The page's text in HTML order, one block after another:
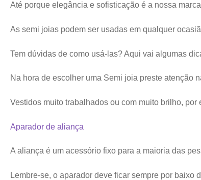
Até porque elegância e sofisticação é a nossa
As semi joias podem ser usadas em qualquer
Tem dúvidas de como usá-las? Aqui vai algumas
Na hora de escolher uma Semi joia preste atenção
Vestidos muito trabalhados ou com muito brilho,
Aparador de aliança
A aliança é um acessório fixo para a maioria das
Lembre-se, o aparador deve ficar sempre por baixo